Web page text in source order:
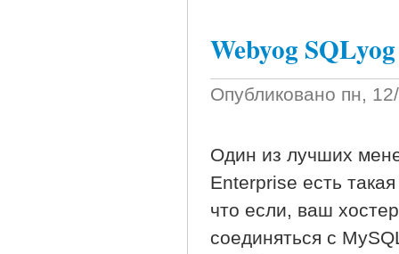
Webyog
Опубликовано пн,
Один из лучших
Enterprise есть
что если, ваш
соединяться с